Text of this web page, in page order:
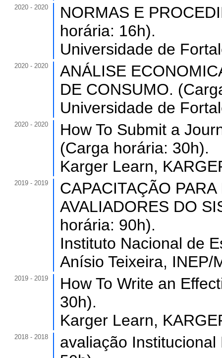
2020 - 2020
NORMAS E
horária: 16h).
Universidade de
2020 - 2020
ANÁLISE
DE CONSUMO.
Universidade de
2020 - 2020
How To Submit a
(Carga horária: 30h).
Karger Learn,
2019 - 2019
CAPACITAÇÃO
AVALIADORES DO
horária: 90h).
Instituto Nacional de
Anísio Teixeira, INEP/
2019 - 2019
How To Write an
30h).
Karger Learn,
2018 - 2018
avaliação